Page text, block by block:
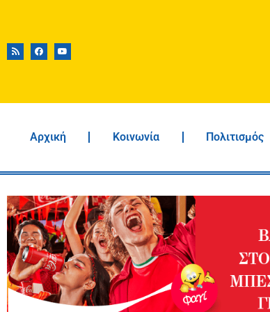
Αρχική Κοινωνία Πολιτισμός